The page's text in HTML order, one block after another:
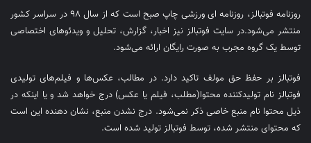
روزنامه فوتبالز، روزنامه ای ورزشی چاپ صبح است که از سال ۹۸ در سراسر کشور
منتشر می‌شود.در سایت فوتبالز نیز اخبار، گزارش، تحلیل و ویدئوهای اختصاصی
توسط یک گروه مجرب به صورت رایگان ارائه می‌شود.
فوتبالز بر حفظ حق مولف تاکید دارد. در مطالب، عکس‌ها و فیلم‌های تولیدی
فوتبالز نام تولیدکننده محتوا(مطلب، فیلم یا عکس) درج خواهد شد و یا اینکه در
ذیل محتوا نام منبع خاصی ذکر نمی‌‎شود. درج نشدن منبع، نشان دهنده این است
که محتوای منتشر شده، توسط فوتبالز تولید شده است.